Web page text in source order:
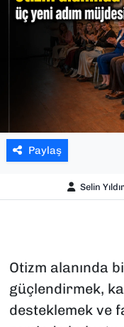
Paylaş
Selin
Otizm alanında
güçlendirmek,
desteklemek ve